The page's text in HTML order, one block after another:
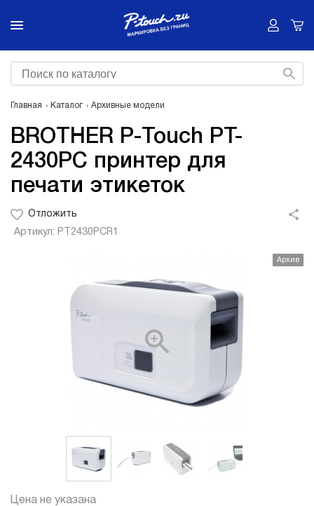
Главная Каталог Архивные модели
BROTHER P-Touch PT-
2430PC принтер для
печати этикеток
Отложить
Артикул: PT2430PCR1
Архив
Цена не указана